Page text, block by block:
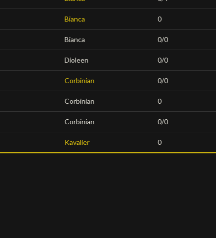
Bianca 0
Bianca 0/0
Dioleen 0/0
Corbinian 0/0
Corbinian 0
Corbinian 0/0
Kavalier 0